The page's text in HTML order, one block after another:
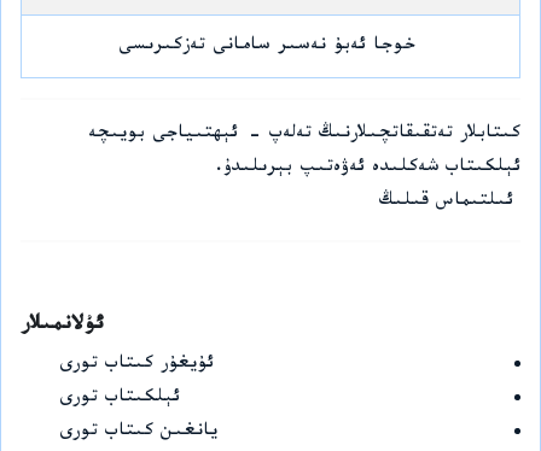
خوجا ئەبۇ نەسىر سامانى تەزكىرىسى
كىتابلار تەتقىقاتچىلارنىڭ تەلەپ - ئېھتىياجى بويىچە
ئېلكىتاب شەكلىدە ئەۋەتىپ بېرىلىدۇ.
ئىلتىماس قىلىڭ
ئۇلانمىلار
ئۇيغۇر كىتاب تورى
ئېلكىتاب تورى
يانغىن كىتاب تورى